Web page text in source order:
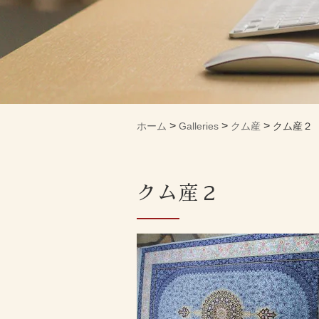
ホーム > Galleries > クム産 > クム産２
クム産２